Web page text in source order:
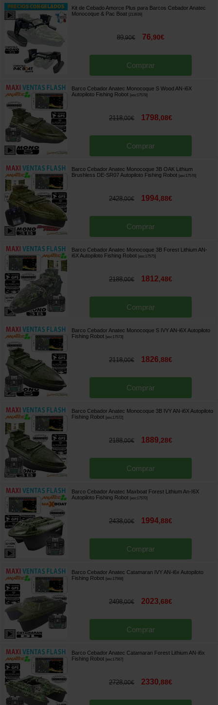
Kit de Cebado Amorce Plus para Barcos Cebador Anatec
Monocoque & Pac Boat [213939]
89,90€ 76,90€
Comprar
Barco Cebador Anatec Monocoque S Wood AN-i6X
Autopiloto Fishing Robot [esc17578]
2118,00€ 1798,08€
Comprar
Barco Cebador Anatec Monocoque 3B OAK Lithium
Brushless DE-SR07 Autopiloto Fishing Robot [esc17576]
2428,00€ 1994,88€
Comprar
Barco Cebador Anatec Monocoque 3B Forest Lithium AN-
i6X Autopiloto Fishing Robot [esc17575]
2188,00€ 1812,48€
Comprar
Barco Cebador Anatec Monocoque S IVY AN-i6X Autopiloto
Fishing Robot [esc17573]
2118,00€ 1826,88€
Comprar
Barco Cebador Anatec Monocoque 3B IVY AN-i6X Autopiloto
Fishing Robot [esc17572]
2188,00€ 1889,28€
Comprar
Barco Cebador Anatec Maxboat Forest Lithium An-I6X
Autopiloto Fishing Robot [esc17570]
2438,00€ 1994,88€
Comprar
Barco Cebador Anatec Catamaran IVY AN-i6x Autopiloto
Fishing Robot [esc17568]
2498,00€ 2023,68€
Comprar
Barco Cebador Anatec Catamaran Forest Lithium AN-i6x
Fishing Robot [esc17567]
2728,00€ 2330,88€